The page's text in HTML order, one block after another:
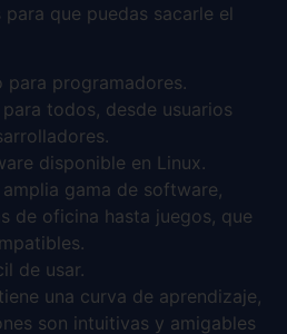
que puedas sacarle el
para programadores.
todos, desde usuarios
disponible en Linux.
gama de software,
de oficina hasta juegos, que
de usar.
una curva de aprendizaje,
son intuitivas y amigables